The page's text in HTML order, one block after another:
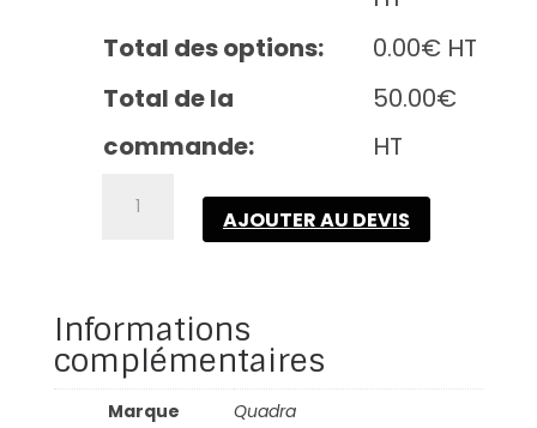
Total des options:
0.00€HT
Total de la
commande:
50.00€
HT
AJOUTER AU DEVIS
Informations
complémentaires
Marque Quadra